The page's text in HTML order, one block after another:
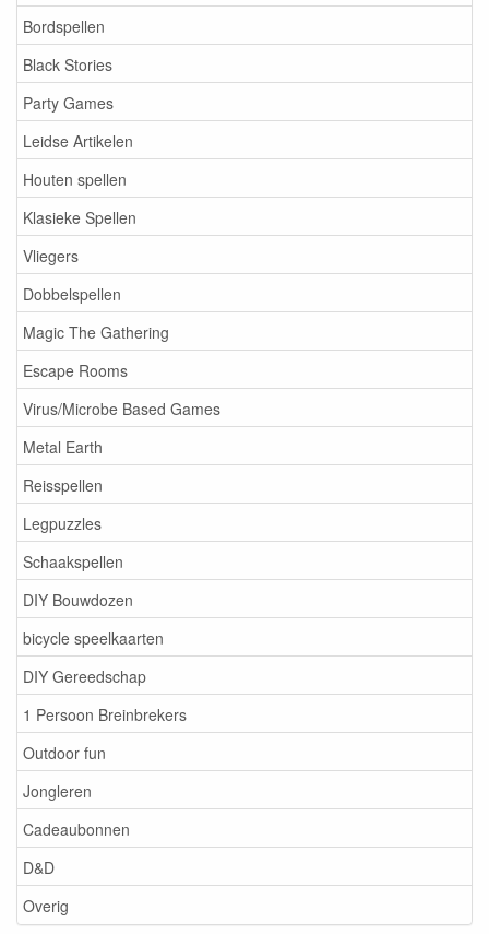
Bordspellen
Black Stories
Party Games
Leidse Artikelen
Houten spellen
Klasieke Spellen
Vliegers
Dobbelspellen
Magic The Gathering
Escape Rooms
Virus/Microbe Based Games
Metal Earth
Reisspellen
Legpuzzles
Schaakspellen
DIY Bouwdozen
bicycle speelkaarten
DIY Gereedschap
1 Persoon Breinbrekers
Outdoor fun
Jongleren
Cadeaubonnen
D&D
Overig